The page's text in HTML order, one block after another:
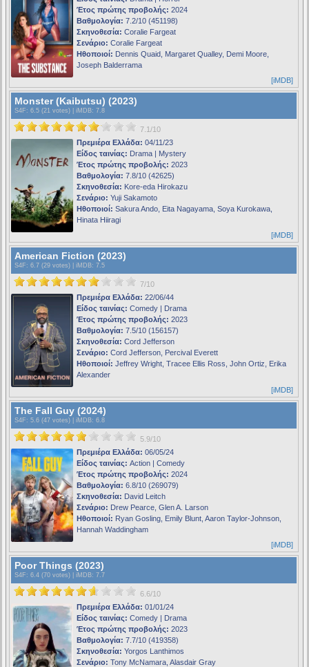
Έτος πρώτης προβολής: 2024
Βαθμολογία: 7.2/10 (451198)
Σκηνοθεσία: Coralie Fargeat
Σενάριο: Coralie Fargeat
Ηθοποιοί: Dennis Quaid, Margaret Qualley, Demi Moore,
Joseph Balderrama
[iMDB]
Monster (Kaibutsu) (2023)
S4F : 6.5 (21 votes) | iMDB: 7.8
7.1/10
Πρεμιέρα Ελλάδα: 04/11/23
Είδος ταινίας: Drama | Mystery
Έτος πρώτης προβολής: 2023
Βαθμολογία: 7.8/10 (42625)
Σκηνοθεσία: Kore-eda Hirokazu
Σενάριο: Yuji Sakamoto
Ηθοποιοί: Sakura Ando, Eita Nagayama, Soya Kurokawa,
Hinata Hiiragi
[iMDB]
American Fiction (2023)
S4F : 6.7 (29 votes) | iMDB: 7.5
7/10
Πρεμιέρα Ελλάδα: 22/06/44
Είδος ταινίας: Comedy | Drama
Έτος πρώτης προβολής: 2023
Βαθμολογία: 7.5/10 (156157)
Σκηνοθεσία: Cord Jefferson
Σενάριο: Cord Jefferson, Percival Everett
Ηθοποιοί: Jeffrey Wright, Tracee Ellis Ross, John Ortiz, Erika
Alexander
[iMDB]
The Fall Guy (2024)
S4F : 5.6 (47 votes) | iMDB: 6.8
5.9/10
Πρεμιέρα Ελλάδα: 06/05/24
Είδος ταινίας: Action | Comedy
Έτος πρώτης προβολής: 2024
Βαθμολογία: 6.8/10 (269079)
Σκηνοθεσία: David Leitch
Σενάριο: Drew Pearce, Glen A. Larson
Ηθοποιοί: Ryan Gosling, Emily Blunt, Aaron Taylor-Johnson,
Hannah Waddingham
[iMDB]
Poor Things (2023)
S4F : 6.4 (70 votes) | iMDB: 7.7
6.6/10
Πρεμιέρα Ελλάδα: 01/01/24
Είδος ταινίας: Comedy | Drama
Έτος πρώτης προβολής: 2023
Βαθμολογία: 7.7/10 (419358)
Σκηνοθεσία: Yorgos Lanthimos
Σενάριο: Tony McNamara, Alasdair Gray